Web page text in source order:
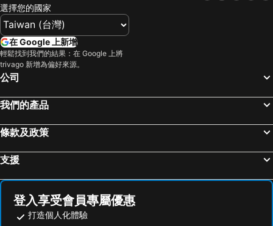
Dahana飯店
坤甸飯店
坎地達沙飯店
Semarapura飯店
塔巴南飯店
Magelang飯店
圖藍本飯店
新卡拉雅飯店
茂物飯店
烏加山飯店
選擇您的國家
在 Google 上新增
輕鬆找到我們的結果：在 Google 上將
trivago 新增為偏好來源。
公司
我們的產品
條款及政策
支援
登入享受會員專屬優惠
打造個人化體驗